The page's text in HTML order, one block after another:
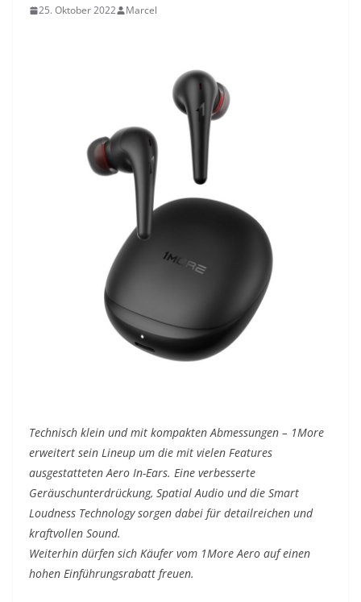
25. Oktober 2022 Marcel
Technisch klein und mit kompakten Abmessungen – 1More
erweitert sein Lineup um die mit vielen Features
ausgestatteten Aero In-Ears. Eine verbesserte
Geräuschunterdrückung, Spatial Audio und die Smart
Loudness Technology sorgen dabei für detailreichen und
kraftvollen Sound.
Weiterhin dürfen sich Käufer vom 1More Aero auf einen
hohen Einführungsrabatt freuen.